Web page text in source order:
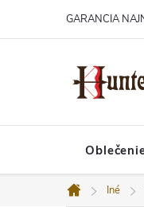
GARANCIA
Domov
Iné